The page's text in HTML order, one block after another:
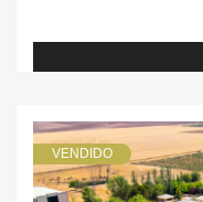
entrada a la vida
VENDIDO